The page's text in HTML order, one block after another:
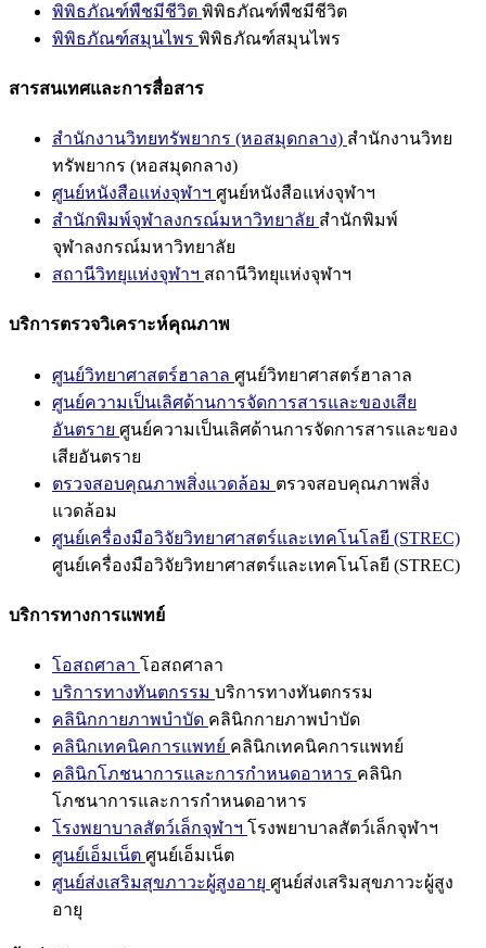
พิพิธภัณฑ์พืชมีชีวิต พิพิธภัณฑ์พืชมีชีวิต
พิพิธภัณฑ์สมุนไพร พิพิธภัณฑ์สมุนไพร
สารสนเทศและการสื่อสาร
สำนักงานวิทยทรัพยากร (หอสมุดกลาง) สำนักงานวิทย
ทรัพยากร (หอสมุดกลาง)
ศูนย์หนังสือแห่งจุฬาฯ ศูนย์หนังสือแห่งจุฬาฯ
สำนักพิมพ์จุฬาลงกรณ์มหาวิทยาลัย สำนักพิมพ์
จุฬาลงกรณ์มหาวิทยาลัย
สถานีวิทยุแห่งจุฬาฯ สถานีวิทยุแห่งจุฬาฯ
บริการตรวจวิเคราะห์คุณภาพ
ศูนย์วิทยาศาสตร์ฮาลาล ศูนย์วิทยาศาสตร์ฮาลาล
ศูนย์ความเป็นเลิศด้านการจัดการสารและของเสีย
อันตราย ศูนย์ความเป็นเลิศด้านการจัดการสารและของ
เสียอันตราย
ตรวจสอบคุณภาพสิ่งแวดล้อม ตรวจสอบคุณภาพสิ่ง
แวดล้อม
ศูนย์เครื่องมือวิจัยวิทยาศาสตร์และเทคโนโลยี (STREC)
ศูนย์เครื่องมือวิจัยวิทยาศาสตร์และเทคโนโลยี (STREC)
บริการทางการแพทย์
โอสถศาลา โอสถศาลา
บริการทางทันตกรรม บริการทางทันตกรรม
คลินิกกายภาพบำบัด คลินิกกายภาพบำบัด
คลินิกเทคนิคการแพทย์ คลินิกเทคนิคการแพทย์
คลินิกโภชนาการและการกำหนดอาหาร คลินิก
โภชนาการและการกำหนดอาหาร
โรงพยาบาลสัตว์เล็กจุฬาฯ โรงพยาบาลสัตว์เล็กจุฬาฯ
ศูนย์เอ็มเน็ต ศูนย์เอ็มเน็ต
ศูนย์ส่งเสริมสุขภาวะผู้สูงอายุ ศูนย์ส่งเสริมสุขภาวะผู้สูง
อายุ